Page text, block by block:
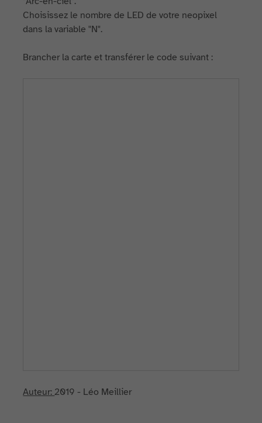
Choisissez le nombre de LED de votre neopixel
dans la variable "N".
Brancher la carte et transférer le code suivant :
Auteur:2019 - Léo Meillier